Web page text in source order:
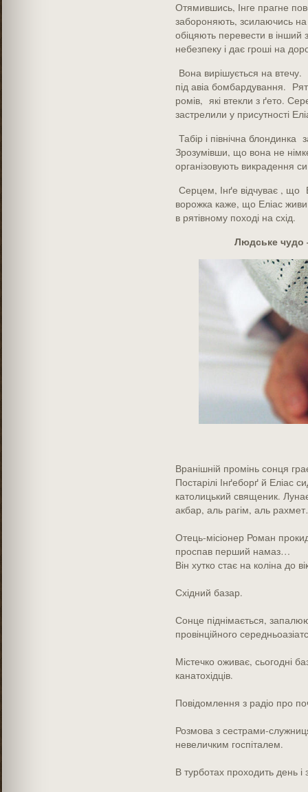
Отямившись, Інге прагне
забороняють, зсилаючись на
обіцяють перевести в інший
небезпеку і дає гроші на
Вона вирішується на втечу.
під авіа бомбардування.
ромів, які втекли з ґето.
застрелили у присутності
Табір і північна блондинка
Зрозумівши, що вона не
організовують викрадення
Серцем, Інґе відчуває , що
ворожка каже, що Еліас
в рятівному поході на схід.
Людське чудо
Вранішній промінь сонця
Постарілі Інґеборґ й Еліас
католицький священик.
акбар, аль рагім, аль
Отець-місіонер Роман
проспав перший намаз…
Він хутко стає на коліна до
Східний базар.
Сонце піднімається,
провінційного
Містечко оживає, сьогодні
канатохідців.
Повідомлення з радіо про
Розмова з сестрами-
невеличким госпіталем.
В турботах проходить день